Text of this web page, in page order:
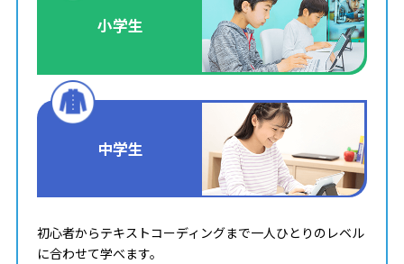
小学生
中学生
初心者からテキストコーディングまで一人ひとりのレベル
に合わせて学べます。